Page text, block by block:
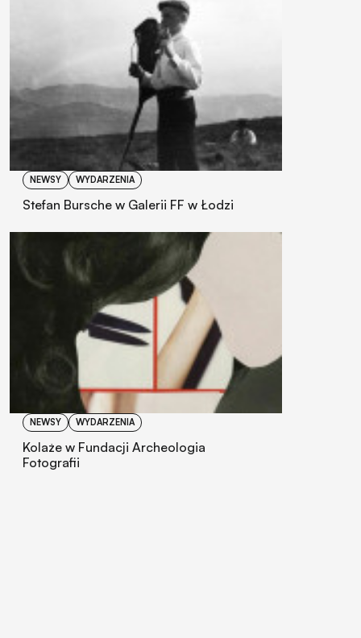
NEWSY WYDARZENIA
Stefan Bursche w Galerii FF w Łodzi
NEWSY WYDARZENIA
Kolaże w Fundacji Archeologia
Fotografii